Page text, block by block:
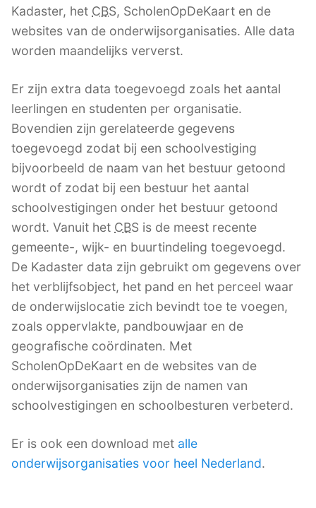
Kadaster, het CBS, ScholenOpDeKaart en de
websites van de onderwijsorganisaties. Alle data
worden maandelijks ververst.
Er zijn extra data toegevoegd zoals het aantal
leerlingen en studenten per organisatie.
Bovendien zijn gerelateerde gegevens
toegevoegd zodat bij een schoolvestiging
bijvoorbeeld de naam van het bestuur getoond
wordt of zodat bij een bestuur het aantal
schoolvestigingen onder het bestuur getoond
wordt. Vanuit het CBS is de meest recente
gemeente-, wijk- en buurtindeling toegevoegd.
De Kadaster data zijn gebruikt om gegevens over
het verblijfsobject, het pand en het perceel waar
de onderwijslocatie zich bevindt toe te voegen,
zoals oppervlakte, pandbouwjaar en de
geografische coördinaten. Met
ScholenOpDeKaart en de websites van de
onderwijsorganisaties zijn de namen van
schoolvestigingen en schoolbesturen verbeterd.
Er is ook een download met alle
onderwijsorganisaties voor heel Nederland.